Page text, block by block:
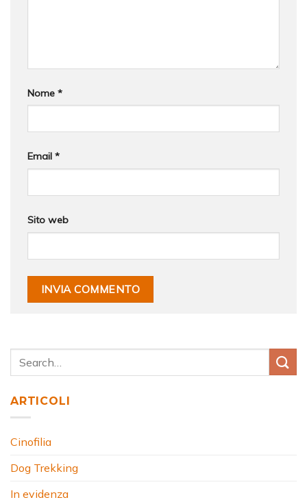
Nome *
Email *
Sito web
ARTICOLI
Cinofilia
Dog Trekking
In evidenza